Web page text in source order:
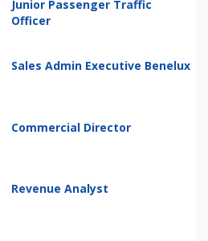
Junior Passenger Traffic
Officer
Sales Admin Executive Benelux
Commercial Director
Revenue Analyst